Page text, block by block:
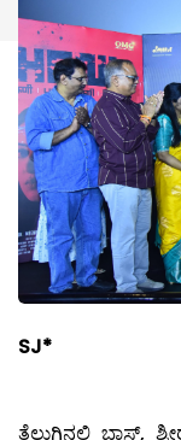
SJ*
ತೆಲುಗಿನಲ್ಲಿ ಬಾಸ್,